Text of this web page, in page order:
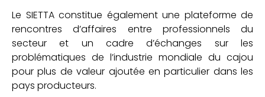
Le SIETTA constitue également une plateforme de
rencontres d’affaires entre professionnels du
secteur et un cadre d’échanges sur les
problématiques de l’industrie mondiale du cajou
pour plus de valeur ajoutée en particulier dans les
pays producteurs.